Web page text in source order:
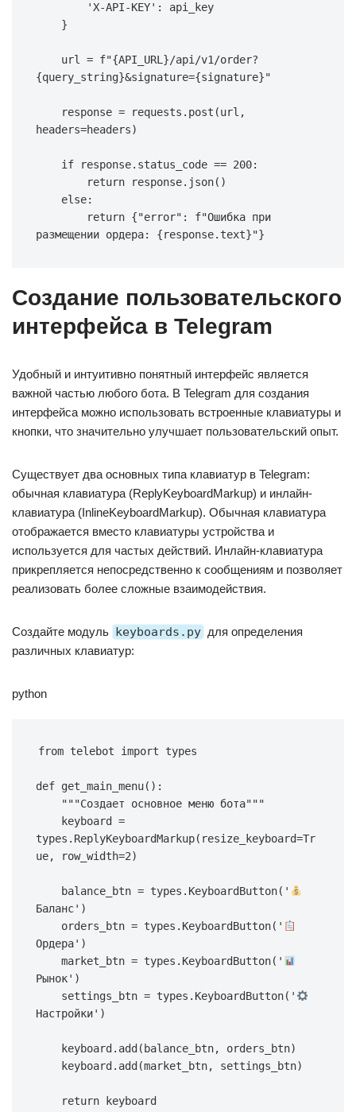
'X-API-KEY' :
api_key
}
    url
= f"{API_URL }/api/v1/order?
{query_string}&signature={signature}"
    response
= requests . post (url ,
headers=headers)
if response. status_code == 200:
return response. json( )
else:
return {"error" :
f"Ошибка при
размещении ордера: {response. text}"}
Создание пользовательского
интерфейса в Telegram
Удобный и интуитивно понятный интерфейс является
важной частью любого бота. В Telegram для создания
интерфейса можно использовать встроенные клавиатуры и
кнопки, что значительно улучшает пользовательский опыт.
Существует два основных типа клавиатур в Telegram:
обычная клавиатура (ReplyKeyboardMarkup) и инлайн-
клавиатура (InlineKeyboardMarkup). Обычная клавиатура
отображается вместо клавиатуры устройства и
используется для частых действий. Инлайн-клавиатура
прикрепляется непосредственно к сообщениям и позволяет
реализовать более сложные взаимодействия.
Создайте модуль keyboards.py для определения
различных клавиатур:
python
from telebot import types
def get_main_menu( ) :
"""Создает основное меню бота"""
    keyboard
=
types . ReplyKeyboardMarkup( resize_keyboard=Tr
ue, row_width=2)
    balance_btn
= types . KeyboardButton( '
Баланс' )
    orders_btn
= types . KeyboardButton( '
Ордера' )
    market_btn
= types . KeyboardButton( '
Рынок' )
    settings_btn
= types . KeyboardButton( '
Настройки' )
    keyboard
. add ( balance_btn, orders_btn)
    keyboard
. add (market_btn, settings_btn)
return keyboard